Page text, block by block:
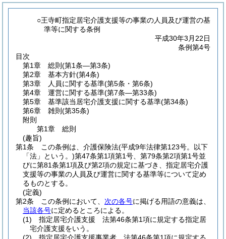
○王寺町指定居宅介護支援等の事業の人員及び運営の基
準等に関する条例
平成30年3月22日
条例第4号
目次
第1章
総則 (第1条―第3条)
第2章
基本方針(第4条)
第3章
人員に関する基準(第5条・第6条)
第4章
運営に関する基準(第7条―第33条)
第5章
基準該当居宅介護支援に関する基準(第34条)
第6章
雑則 (第35条)
附則
第1章
総則
(趣旨)
第1条
この条例は、介護保険法(平成9年法律第123号。以下
「法」という。)第47条第1項第1号、第79条第2項第1号並
びに第81条第1項及び第2項の規定に基づき、指定居宅介護
支援等の事業の人員及び運営に関する基準等について定め
るものとする。
(定義)
第2条
この条例において、 次の各号に掲げる用語の意義は、
当該各号に定めるところによる。
(1)
指定居宅介護支援 法第46条第1項に規定する指定居
宅介護支援をいう。